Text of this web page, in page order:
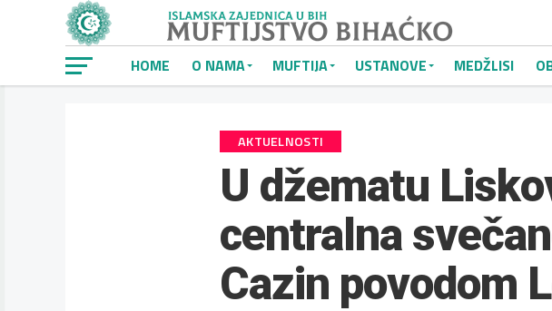
HOME O NAMA MUFTIJA USTANOVE MEDŽLISI
AKTUELNOSTI
U džematu
centralna
Cazin povodom